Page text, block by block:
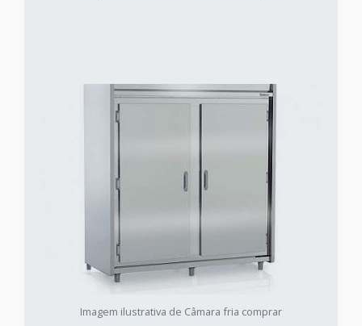
Imagem ilustrativa de Câmara fria comprar